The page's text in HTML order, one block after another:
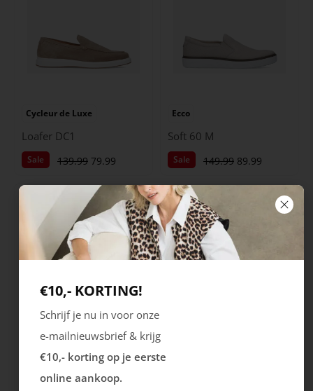
Cycleur de Luxe
Loafer DC1
Sale 139.99 79.99
Ecco
Soft 60 M
Sale 149.99 89.99
Ecco
Irving
Sale 119.99 60.00
€10,- KORTING!
Schrijf je nu in voor onze
e-mailnieuwsbrief & krijg
€10,- korting op je eerste
online aankoop.